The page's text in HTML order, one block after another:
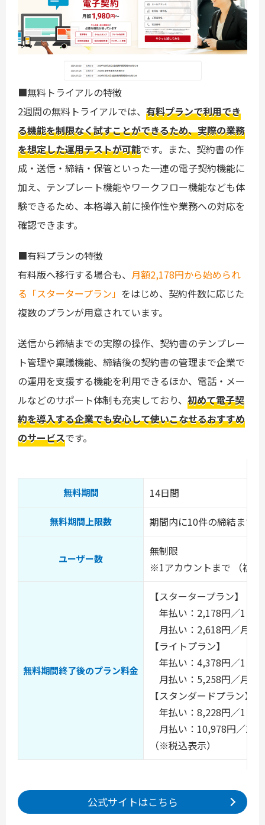
■無料トライアルの特徴
2週間の無料トライアルでは、 有料プランで利用でき
る機能を制限なく試すことができるため、実際の業務
を想定した運用テストが可能です。また、契約書の作
成・送信・締結・保管といった一連の電子契約機能に
加え、テンプレート機能やワークフロー機能なども体
験できるため、本格導入前に操作性や業務への対応を
確認できます。
■有料プランの特徴
有料版へ移行する場合も、 月額2,178円から始められ
る「スタータープラン」 をはじめ、契約件数に応じた
複数のプランが用意されています。
送信から締結までの実際の操作、契約書のテンプレー
ト管理や稟議機能、締結後の契約書の管理まで企業で
の運用を支援する機能を利用できるほか、電話・メー
ルなどのサポート体制も充実しており、 初めて電子契
約を導入する企業でも安心して使いこなせるおすすめ
のサービスです。
無料期間 14日間
無料期間上限数 期間内に10件の締結まで
ユーザー数
無制限
※1アカウントまで （複数
無料期間終了後のプラン料金
【スタータープラン】
年払い：2,178円／1ヵ
月払い：2,618円／月
【ライトプラン】
年払い：4,378円／1ヵ
月払い：5,258円／月
【スタンダードプラン】
年払い：8,228円／1ヵ
月払い：10,978円／1ヵ
（※税込表示）
公式サイトはこちら